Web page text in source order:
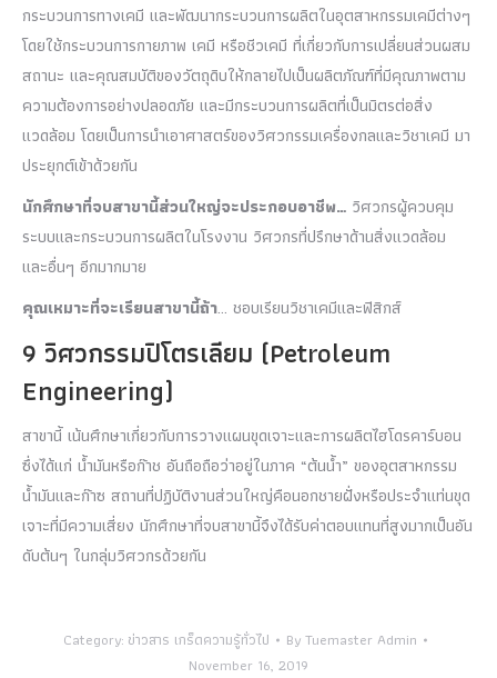
กระบวนการทางเคมี และพัฒนากระบวนการผลิตในอุตสาหกรรมเคมีต่างๆ
โดยใช้กระบวนการกายภาพ เคมี หรือชีวเคมี ที่เกี่ยวกับการเปลี่ยนส่วนผสม
สถานะ และคุณสมบัติของวัตถุดิบให้กลายไปเป็นผลิตภัณฑ์ที่มีคุณภาพตาม
ความต้องการอย่างปลอดภัย และมีกระบวนการผลิตที่เป็นมิตรต่อสิ่ง
แวดล้อม โดยเป็นการนำเอาศาสตร์ของวิศวกรรมเครื่องกลและวิชาเคมี มา
ประยุกต์เข้าด้วยกัน
นักศึกษาที่จบสาขานี้ส่วนใหญ่จะประกอบอาชีพ… วิศวกรผู้ควบคุม
ระบบและกระบวนการผลิตในโรงงาน วิศวกรที่ปรึกษาด้านสิ่งแวดล้อม
และอื่นๆ อีกมากมาย
คุณเหมาะที่จะเรียนสาขานี้ถ้า… ชอบเรียนวิชาเคมีและฟิสิกส์
9 วิศวกรรมปิโตรเลียม (Petroleum
Engineering)
สาขานี้ เน้นศึกษาเกี่ยวกับการวางแผนขุดเจาะและการผลิตไฮโดรคาร์บอน
ซึ่งได้แก่ น้ำมันหรือก๊าช อันถือถือว่าอยู่ในภาค “ต้นน้ำ” ของอุตสาหกรรม
น้ำมันและก๊าซ สถานที่ปฏิบัติงานส่วนใหญ่คือนอกชายฝั่งหรือประจำแท่นขุด
เจาะที่มีความเสี่ยง นักศึกษาที่จบสาขานี้จึงได้รับค่าตอบแทนที่สูงมากเป็นอัน
ดับต้นๆ ในกลุ่มวิศวกรด้วยกัน
Category: ข่าวสาร เกร็ดความรู้ทั่วไป ByTuemaster Admin
November 16, 2019